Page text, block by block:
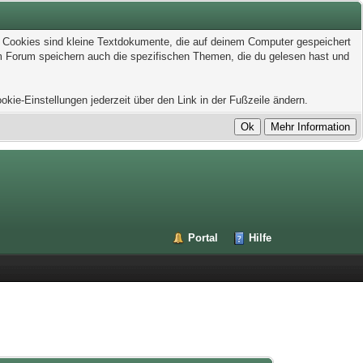
sind kleine Textdokumente, die auf deinem Computer gespeichert
speichern auch die spezifischen Themen, die du gelesen hast und
Einstellungen jederzeit über den Link in der Fußzeile ändern.
Portal Hilfe